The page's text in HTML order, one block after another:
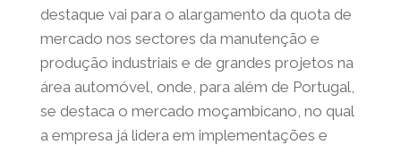
destaque vai para o alargamento da quota de
mercado nos sectores da manutenção e
produção industriais e de grandes projetos na
área automóvel, onde, para além de Portugal,
se destaca o mercado moçambicano, no qual
a empresa já lidera em implementações e